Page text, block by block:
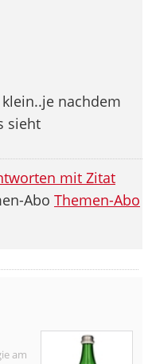
nachdem
sieht
Themen-Abo
am